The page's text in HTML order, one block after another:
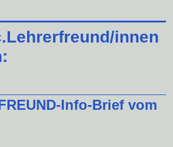
innen
Info-Brief vom